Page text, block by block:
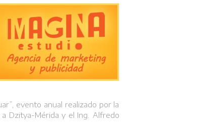
evento anual realizado por la
a Dzitya-Mérida y el Ing. Alfredo